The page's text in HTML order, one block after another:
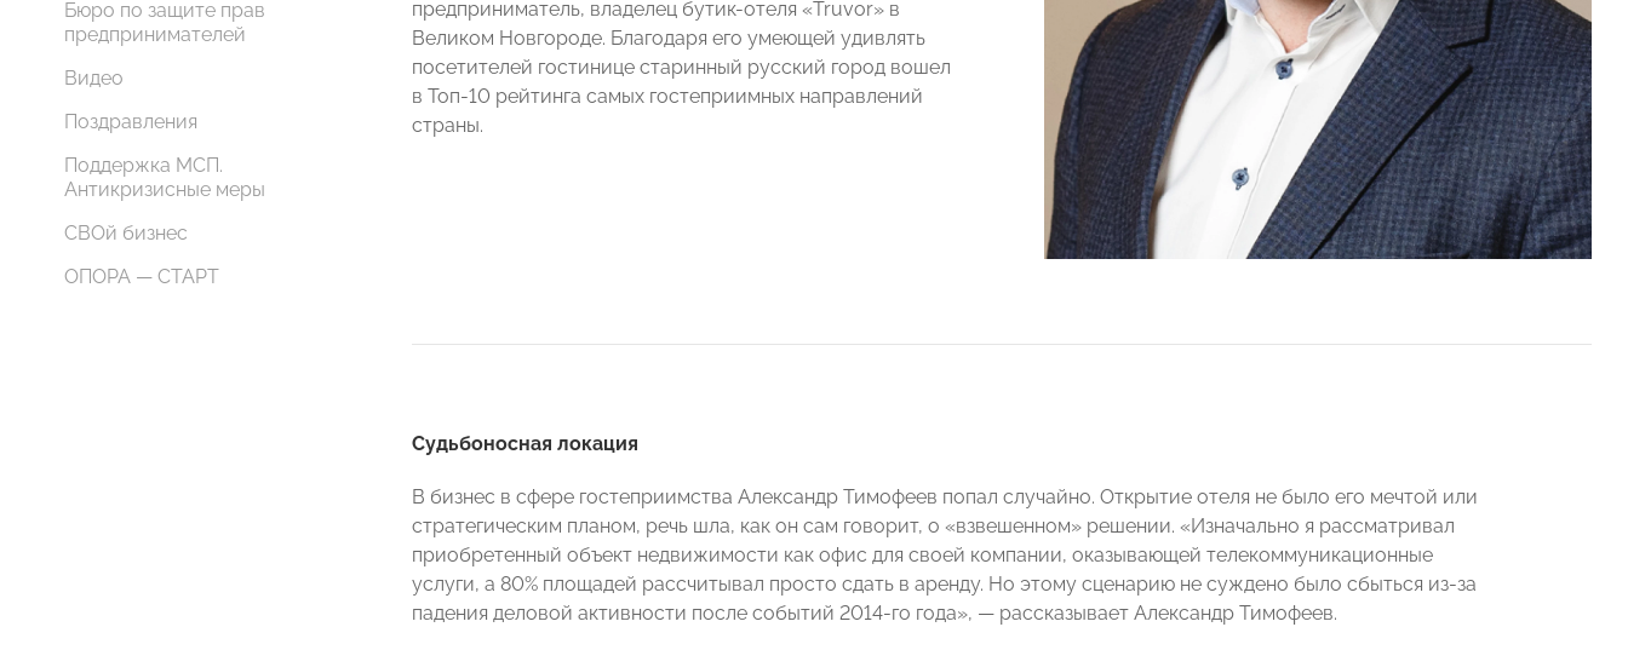
Бюро по защите прав
предпринимателей
Видео
Поздравления
Поддержка МСП.
Антикризисные меры
СВОй бизнес
ОПОРА — СТАРТ
предприниматель, владелец бутик-отеля «Truvor» в
Великом Новгороде. Благодаря его умеющей удивлять
посетителей гостинице старинный русский город вошел
в Топ-10 рейтинга самых гостеприимных направлений
страны.
Судьбоносная локация
В бизнес в сфере гостеприимства Александр Тимофеев попал случайно. Открытие отеля не было его мечтой или
стратегическим планом, речь шла, как он сам говорит, о «взвешенном» решении. «Изначально я рассматривал
приобретенный объект недвижимости как офис для своей компании, оказывающей телекоммуникационные
услуги, а 80% площадей рассчитывал просто сдать в аренду. Но этому сценарию не суждено было сбыться из-за
падения деловой активности после событий 2014-го года», — рассказывает Александр Тимофеев.